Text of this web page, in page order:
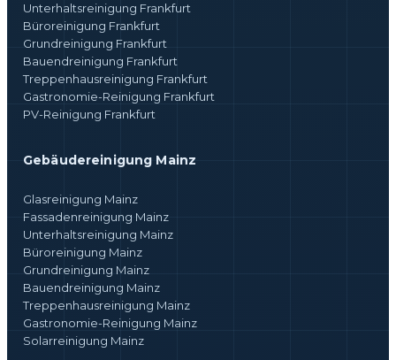
Unterhaltsreinigung Frankfurt
Büroreinigung Frankfurt
Grundreinigung Frankfurt
Bauendreinigung Frankfurt
Treppenhausreinigung Frankfurt
Gastronomie-Reinigung Frankfurt
PV-Reinigung Frankfurt
Gebäudereinigung Mainz
Glasreinigung Mainz
Fassadenreinigung Mainz
Unterhaltsreinigung Mainz
Büroreinigung Mainz
Grundreinigung Mainz
Bauendreinigung Mainz
Treppenhausreinigung Mainz
Gastronomie-Reinigung Mainz
Solarreinigung Mainz